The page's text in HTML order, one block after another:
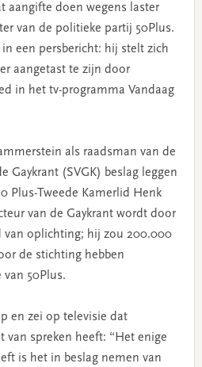
aangifte doen wegens laster
van de politieke partij 50Plus.
een persbericht: hij stelt zich
aangetast te zijn door
in het tv-programma Vandaag
als raadsman van de
Gaykrant (SVGK) beslag leggen
Plus-Tweede Kamerlid Henk
van de Gaykrant wordt door
van oplichting; hij zou 200.000
de stichting hebben
van 50Plus.
en zei op televisie dat
van spreken heeft: “Het enige
is het in beslag nemen van